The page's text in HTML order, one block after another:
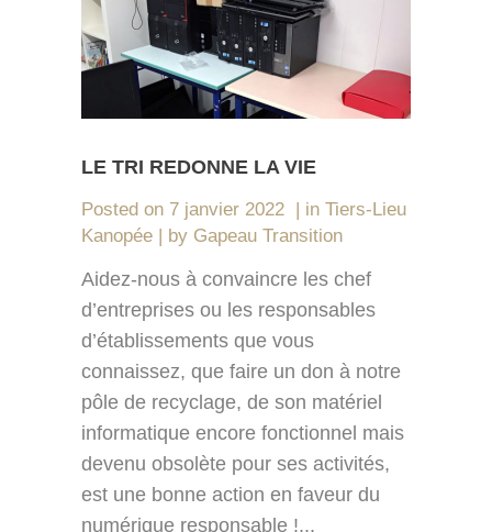
LE TRI REDONNE LA VIE
Posted on 7 janvier 2022 in Tiers-Lieu
Kanopée
by Gapeau Transition
Aidez-nous à convaincre les chef
d’entreprises ou les responsables
d’établissements que vous
connaissez, que faire un don à notre
pôle de recyclage, de son matériel
informatique encore fonctionnel mais
devenu obsolète pour ses activités,
est une bonne action en faveur du
numérique responsable !...